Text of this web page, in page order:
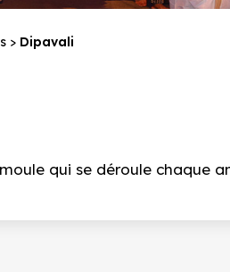
Dipavali
qui se déroule chaque